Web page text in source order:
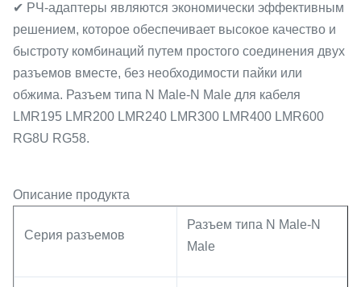
✔ РЧ-адаптеры являются экономически эффективным
решением, которое обеспечивает высокое качество и
быстроту комбинаций путем простого соединения двух
разъемов вместе, без необходимости пайки или
обжима. Разъем типа N Male-N Male для кабеля
LMR195 LMR200 LMR240 LMR300 LMR400 LMR600
RG8U RG58.
Описание продукта
Серия разъемов
Разъем типа N Male-N
Male